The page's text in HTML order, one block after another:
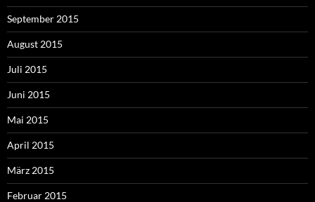
September 2015
August 2015
Juli 2015
Juni 2015
Mai 2015
April 2015
März 2015
Februar 2015